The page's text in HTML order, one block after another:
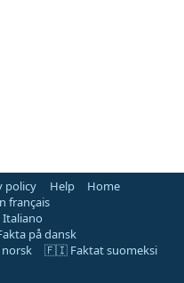
policy Help
Home
français
på dansk
🇫🇮 Faktat suomeksi